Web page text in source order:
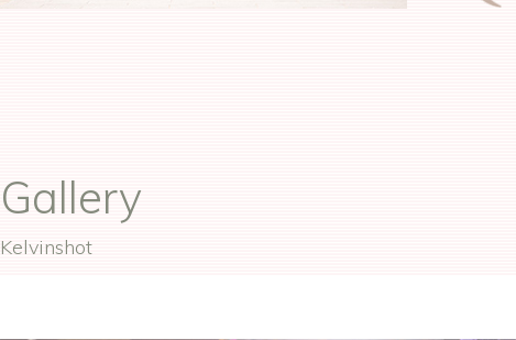
Gallery
Kelvinshot